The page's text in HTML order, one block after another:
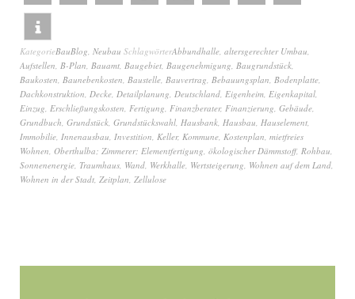
KategorieBauBlog, Neubau SchlagwörterAbbundhalle, altersgerechter Umbau,
Aufstellen, B-Plan, Bauamt, Baugebiet, Baugenehmigung, Baugrundstück,
Baukosten, Baunebenkosten, Baustelle, Bauvertrag, Bebauungsplan, Bodenplatte,
Dachkonstruktion, Decke, Detailplanung, Deutschland, Eigenheim, Eigenkapital,
Einzug, Erschließungskosten, Fertigung, Finanzberater, Finanzierung, Gebäude,
Grundbuch, Grundstück, Grundstückswahl, Hausbank, Hausbau, Hauselement,
Immobilie, Innenausbau, Investition, Keller, Kommune, Kostenplan, mietfreies
Wohnen, Oberthulba; Zimmerer; Elementfertigung, ökologischer Dämmstoff, Rohbau,
Sonnenenergie, Traumhaus, Wand, Werkhalle, Wertsteigerung, Wohnen auf dem Land,
Wohnen in der Stadt, Zeitplan, Zellulose